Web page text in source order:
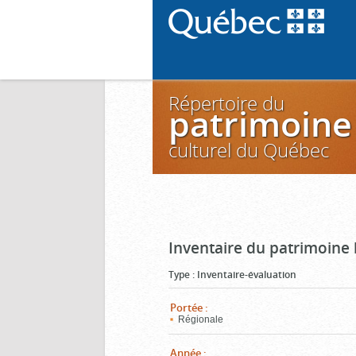
Répertoire du
patrimoine
culturel du Québec
Inventaire du patrimoine
Type : Inventaire-évaluation
Portée :
Régionale